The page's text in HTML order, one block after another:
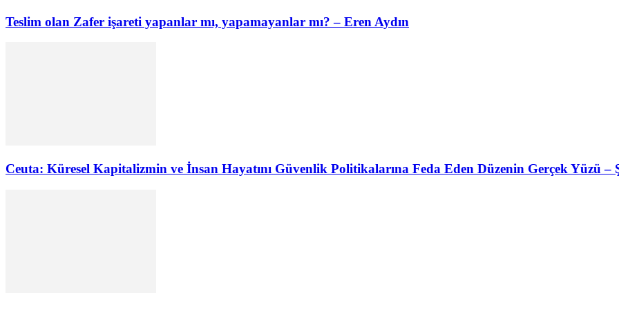
Teslim olan Zafer işareti yapanlar mı, yapamayanlar mı? – Eren Aydın
Ceuta: Küresel Kapitalizmin ve İnsan Hayatını Güvenlik Politikalarına Feda Eden Düzenin Gerçek Yüzü –